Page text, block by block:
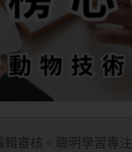
審核。聰明學習專